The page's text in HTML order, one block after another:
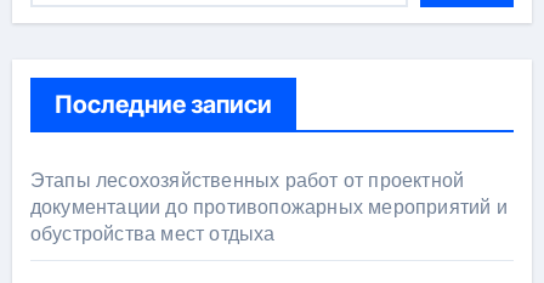
Последние записи
Этапы лесохозяйственных работ от проектной
документации до противопожарных мероприятий и
обустройства мест отдыха